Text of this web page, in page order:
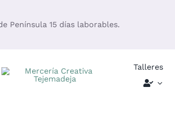
Península 15 días laborables.
Talleres